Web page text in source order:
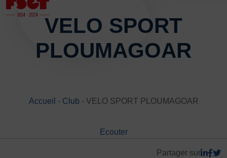
ACCUEIL
Les Boutiques F.S.G.T
VELO SPORT
PLOUMAGOAR
Accueil - Club - VELO SPORT PLOUMAGOAR
Ecouter
Partager sur